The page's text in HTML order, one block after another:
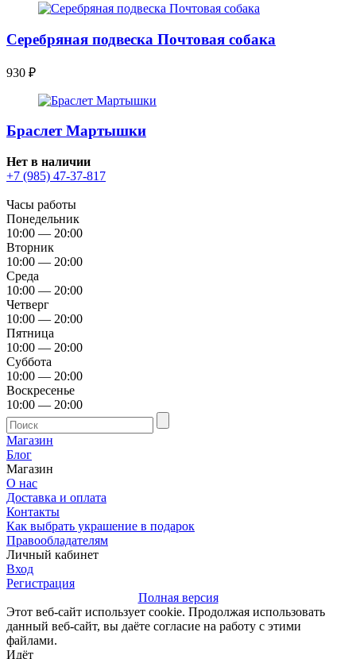
Серебряная подвеска Почтовая собака
930 ₽
Браслет Мартышки
Нет в наличии
+7 (985) 47-37-817
Часы работы
Понедельник
10:00 — 20:00
Вторник
10:00 — 20:00
Среда
10:00 — 20:00
Четверг
10:00 — 20:00
Пятница
10:00 — 20:00
Суббота
10:00 — 20:00
Воскресенье
10:00 — 20:00
Магазин
Блог
Магазин
О нас
Доставка и оплата
Контакты
Как выбрать украшение в подарок
Правообладателям
Личный кабинет
Вход
Регистрация
Полная версия
Этот веб-сайт использует cookie. Продолжая использовать
данный веб-сайт, вы даёте согласие на работу с этими
файлами.
Идёт